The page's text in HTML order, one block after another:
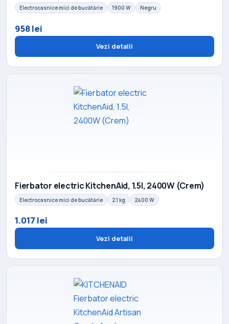
Electrocasnice mici de bucătărie 1900 W Negru
958 lei
Vezi detalii
Fierbator electric KitchenAid, 1.5l, 2400W (Crem)
Electrocasnice mici de bucătărie 2.1 kg 2400 W
1.017 lei
Vezi detalii